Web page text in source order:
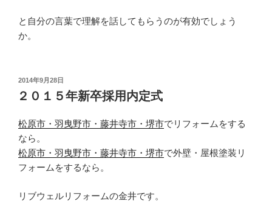
と自分の言葉で理解を話してもらうのが有効でしょう
か。
投
稿
日:
2014年9月28日
２０１５年新卒採用内定式
松原市・羽曳野市・藤井寺市・堺市でリフォームをする
なら。
松原市・羽曳野市・藤井寺市・堺市で外壁・屋根塗装リ
フォームをするなら。
リブウェルリフォームの金井です。